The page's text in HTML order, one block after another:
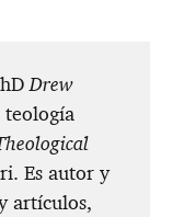
Drew
Es autor y
artículos,